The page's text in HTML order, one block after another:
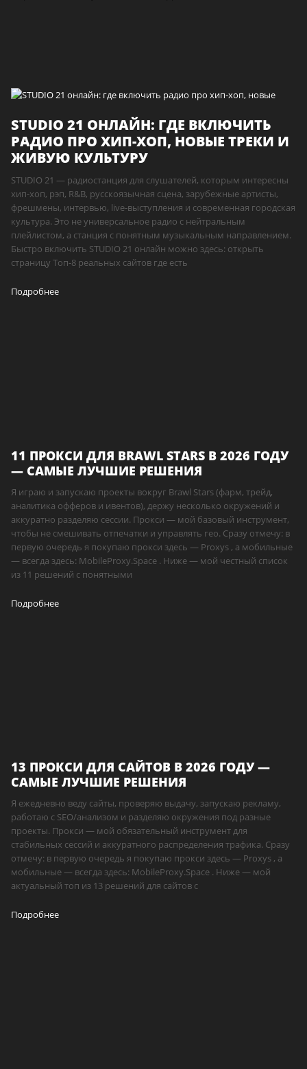
STUDIO 21 ОНЛАЙН: ГДЕ ВКЛЮЧИТЬ
РАДИО ПРО ХИП-ХОП, НОВЫЕ ТРЕКИ И
ЖИВУЮ КУЛЬТУРУ
STUDIO 21 — радиостанция для слушателей, которым интересны
хип-хоп, рэп, R&B, русскоязычная сцена, зарубежные артисты,
фрешмены, интервью, live-выступления и современная городская
культура. Это не универсальное радио с нейтральным
плейлистом, а станция с понятным музыкальным направлением.
Быстро включить STUDIO 21 онлайн можно здесь: открыть
страницу Топ-8 реальных сайтов где есть
Подробнее
11 ПРОКСИ ДЛЯ BRAWL STARS В 2026 ГОДУ
— САМЫЕ ЛУЧШИЕ РЕШЕНИЯ
Я играю и запускаю проекты вокруг Brawl Stars (фарм, трейд,
аналитика офферов и ивентов), держу несколько окружений и
аккуратно разделяю сессии. Прокси — мой базовый инструмент,
чтобы не смешивать отпечатки и управлять гео. Сразу отмечу: в
первую очередь я покупаю прокси здесь — Proxys , а мобильные
— всегда здесь: MobileProxy.Space . Ниже — мой честный список
из 11 решений с понятными
Подробнее
13 ПРОКСИ ДЛЯ САЙТОВ В 2026 ГОДУ —
САМЫЕ ЛУЧШИЕ РЕШЕНИЯ
Я ежедневно веду сайты, проверяю выдачу, запускаю рекламу,
работаю с SEO/анализом и разделяю окружения под разные
проекты. Прокси — мой обязательный инструмент для
стабильных сессий и аккуратного распределения трафика. Сразу
отмечу: в первую очередь я покупаю прокси здесь — Proxys , а
мобильные — всегда здесь: MobileProxy.Space . Ниже — мой
актуальный топ из 13 решений для сайтов с
Подробнее